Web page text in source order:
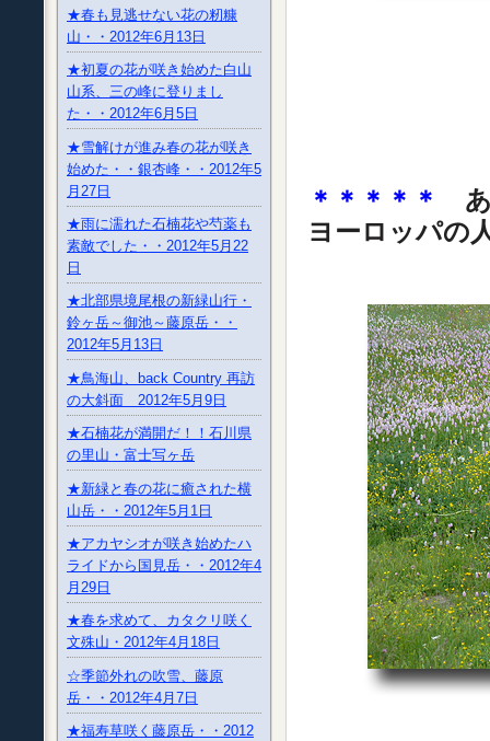
★春も見逃せない花の籾糠
山・・2012年6月13日
★初夏の花が咲き始めた白山
山系、三の峰に登りまし
た・・2012年6月5日
★雪解けが進み春の花が咲き
始めた・・銀杏峰・・2012年5
月27日
★雨に濡れた石楠花や芍薬も
素敵でした・・2012年5月22
日
★北部県境尾根の新緑山行・
鈴ヶ岳～御池～藤原岳・・
2012年5月13日
★鳥海山、back Country 再訪
の大斜面 2012年5月9日
★石楠花が満開だ！！石川県
の里山・富士写ヶ岳
★新緑と春の花に癒された横
山岳・・2012年5月1日
★アカヤシオが咲き始めたハ
ライドから国見岳・・2012年4
月29日
★春を求めて、カタクリ咲く
文殊山・2012年4月18日
☆季節外れの吹雪、藤原
岳・・2012年4月7日
★福寿草咲く藤原岳・・2012
＊＊＊＊＊
ヨーロッパ